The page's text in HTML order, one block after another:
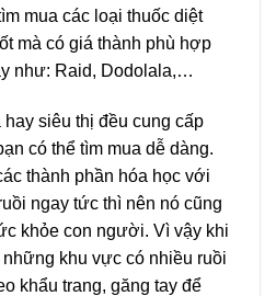
mua các loại thuốc diệt
mà có giá thành phù hợp
như: Raid, Dodolala,…
siêu thị đều cung cấp
có thể tìm mua dễ dàng.
thành phần hóa học với
ngay tức thì nên nó cũng
khỏe con người. Vì vậy khi
khu vực có nhiều ruồi
khẩu trang, găng tay để